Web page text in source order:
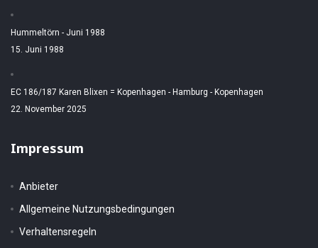
Hummeltörn - Juni 1988
15. Juni 1988
EC 186/187 Karen Blixen = Kopenhagen - Hamburg - Kopenhagen
22. November 2025
Impressum
Anbieter
Allgemeine Nutzungsbedingungen
Verhaltensregeln